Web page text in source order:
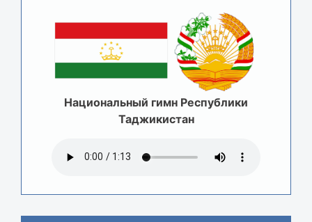
Национальный гимн Республики
Таджикистан